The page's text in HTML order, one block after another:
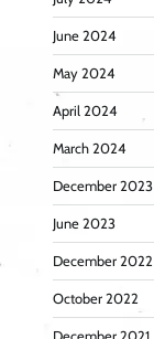
June 2024
May 2024
April 2024
March 2024
December 2023
June 2023
December 2022
October 2022